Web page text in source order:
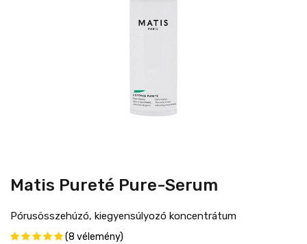
Matis Pureté Pure-Serum
Pórusösszehúzó, kiegyensúlyozó koncentrátum
(8 vélemény)